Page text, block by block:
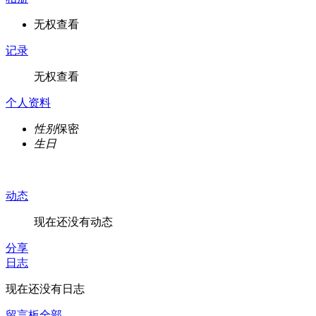
无权查看
记录
无权查看
个人资料
性别保密
生日
动态
现在还没有动态
分享
日志
现在还没有日志